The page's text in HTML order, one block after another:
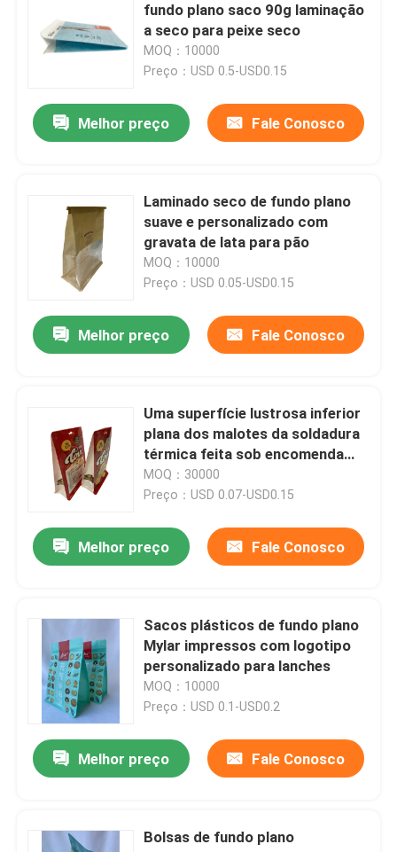
Sobre nós
Excursão da fábrica
Contacte-nos
Notícia
Casos
Bolsa de embalagem de bico
Bolsa para embalagem de café
Rolls de empacotamento laminado
Saco no empacotamento do líquido da caixa
Bolsas para Embalagens Stand Up
Malotes do empacotamento de alimentos para
Bolsas de embalagem de papel
fundo plano saco 90g laminação
a seco para peixe seco
MOQ：10000
Preço：USD 0.5-USD0.15
Melhor preço Fale Conosco
Laminado seco de fundo plano
suave e personalizado com
gravata de lata para pão
MOQ：10000
Preço：USD 0.05-USD0.15
Melhor preço Fale Conosco
Uma superfície lustrosa inferior
plana dos malotes da soldadura
térmica feita sob encomenda
para o alimento de petisco do
milho
MOQ：30000
Preço：USD 0.07-USD0.15
Melhor preço Fale Conosco
Sacos plásticos de fundo plano
Mylar impressos com logotipo
personalizado para lanches
MOQ：10000
Preço：USD 0.1-USD0.2
Melhor preço Fale Conosco
Bolsas de fundo plano